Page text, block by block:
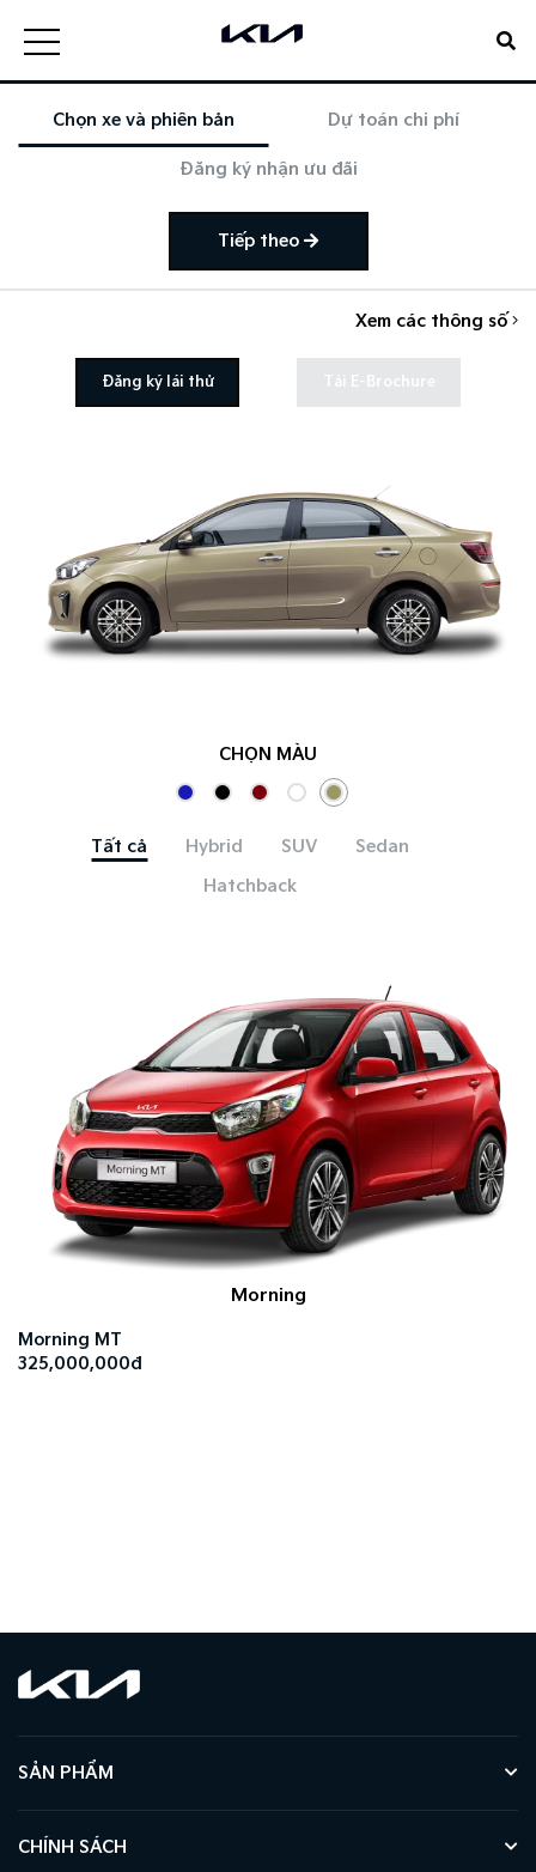
Chọn xe và phiên bản Dự toán chi phí
Đăng ký nhận ưu đãi
Tiếp theo
Xem các thông số
Đăng ký lái thử Tải E-Brochure
CHỌN MÀU
Tất cả Hybrid SUV
Sedan
Hatchback
Morning
Morning MT
325,000,000đ
SẢN PHẨM
CHÍNH SÁCH